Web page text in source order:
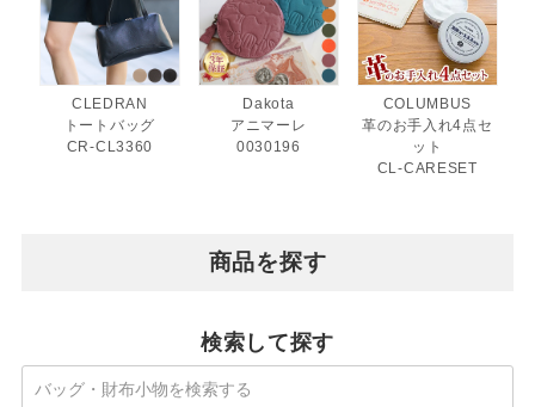
CLEDRAN
トートバッグ
CR-CL3360
Dakota
アニマーレ
0030196
COLUMBUS
革のお手入れ4点セ
ット
CL-CARESET
商品を探す
検索して探す